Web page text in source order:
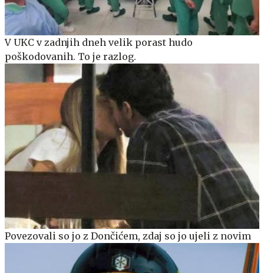
V UKC v zadnjih dneh velik porast hudo
poškodovanih. To je razlog.
Povezovali so jo z Dončićem, zdaj so jo ujeli z novim